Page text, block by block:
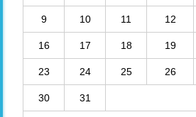
9 10 11 12
16 17 18 19
23 24 25 26
30 31